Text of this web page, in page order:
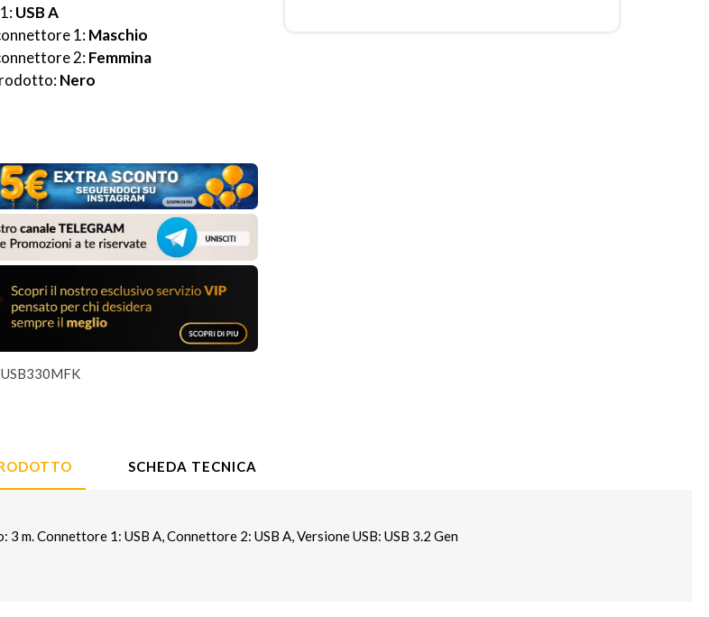
USB A
1: Maschio
2: Femmina
Nero
SCHEDA TECNICA
m. Connettore 1: USB A, Connettore 2: USB A, Versione USB: USB 3.2 Gen